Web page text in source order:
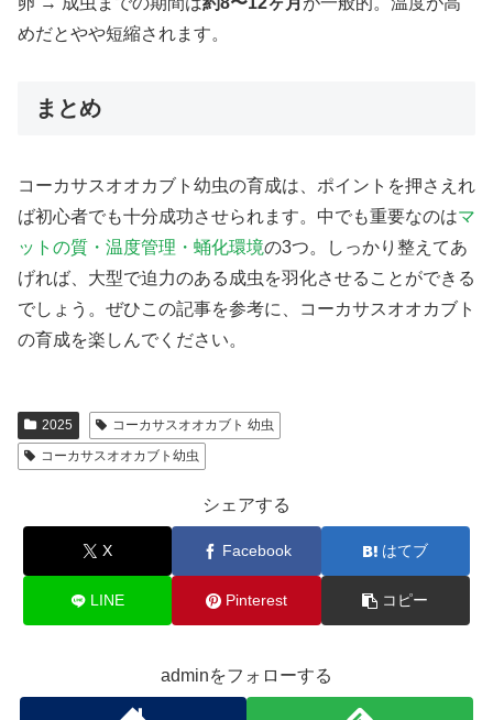
めだとやや短縮されます。
まとめ
コーカサスオオカブト幼虫の育成は、ポイントを押さえれ
ば初心者でも十分成功させられます。中でも重要なのはマ
ットの質・温度管理・蛹化環境の3つ。しっかり整えてあ
げれば、大型で迫力のある成虫を羽化させることができる
でしょう。ぜひこの記事を参考に、コーカサスオオカブト
の育成を楽しんでください。
2025
コーカサスオオカブト 幼虫
コーカサスオオカブト幼虫
シェアする
X Facebook はてブ
LINE Pinterest コピー
adminをフォローする